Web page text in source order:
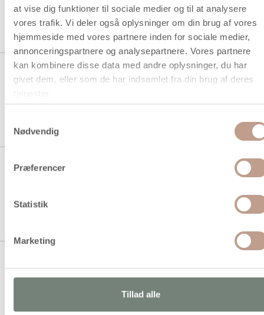
at vise dig funktioner til sociale medier og til at analysere
vores trafik. Vi deler også oplysninger om din brug af vores
hjemmeside med vores partnere inden for sociale medier,
annonceringspartnere og analysepartnere. Vores partnere
kan kombinere disse data med andre oplysninger, du har
givet dem, eller som de har indsamlet fra din brug af deres
Nødvendig
Præferencer
Statistik
Marketing
Tillad alle
1 stk á 67,94 kr.
Stickersbog, akvarel, A5, guld,
rød, koral, 1 stk.
bogmærker, str. 10,3x22 +
13,8x22 cm, guld, lilla, rosa, 2
ark/ 1 pk.